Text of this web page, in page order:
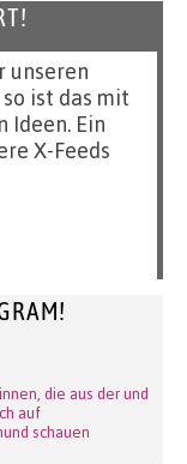
unseren
ist das mit
Ideen. Ein
X-Feeds
die aus der und
auf
schauen